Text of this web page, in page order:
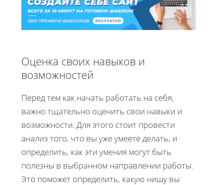
Оценка своих навыков и
возможностей
Перед тем как начать работать на себя,
важно тщательно оценить свои навыки и
возможности. Для этого стоит провести
анализ того, что вы уже умеете делать, и
определить, как эти умения могут быть
полезны в выбранном направлении работы.
Это поможет определить, какую нишу вы